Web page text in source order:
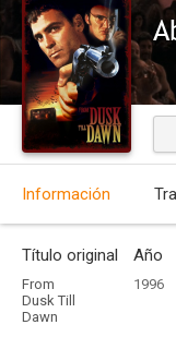
Información
Título original
From
Dusk Till
Dawn
Año
1996